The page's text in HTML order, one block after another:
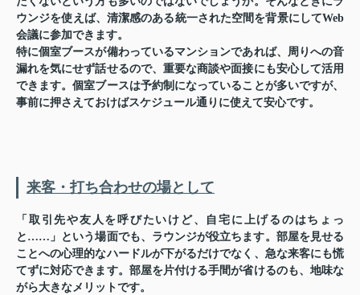
ウンジを使えば、清潔感のある統一された空間を背景にしてWeb
会議に参加できます。
特に個室ブースが備わっているマンションであれば、周りへの音
漏れを気にせず話せるので、重要な商談や面接にも安心して活用
できます。個室ブースは予約制になっていることが多いですが、
事前に押さえておけばスケジュール通りに使えて安心です。
来客・打ち合わせの場として
「取引先や友人を呼びたいけど、自宅に上げるのはちょっ
と……」という場面でも、ラウンジが役立ちます。部屋を見せる
ことへの心理的なハードルが下がるだけでなく、急な来客にも慌
てずに対応できます。部屋を片付ける手間が省けるのも、地味な
がら大きなメリットです。